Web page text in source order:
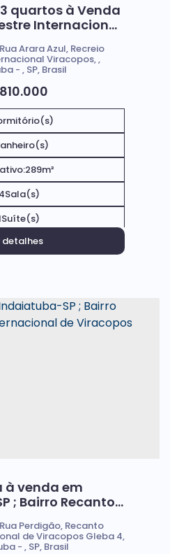
quartos à Venda
Internacional
810.000
Rua Arara Azul, Recreio
Viracopos ,
, SP, Brasil
289m²
Sala(s)
Suíte(s)
detalhes
à venda em
; Bairro Recanto
Gleba 4.
Rua Perdigão, Recanto
de Viracopos Gleba 4
, SP, Brasil